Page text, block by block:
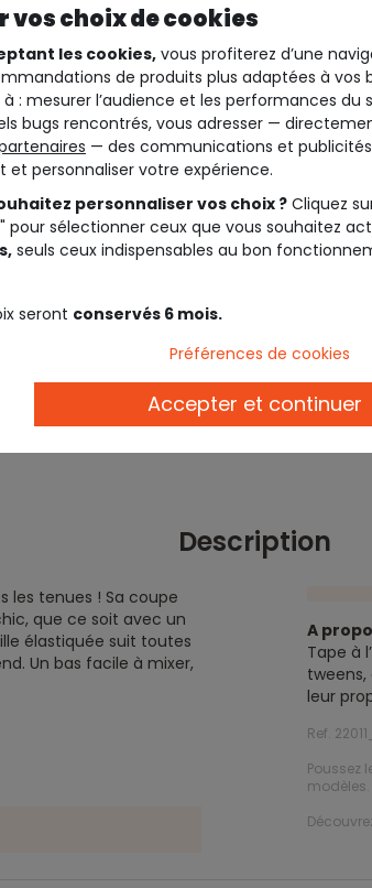
Description
les tenues ! Sa coupe
que ce soit avec un
élastiquée suit toutes
Un bas facile à mixer,
A
Tape à
leur
Ref.
Poussez
modèles.
vos choix de cookies
les cookies, vous profiterez d’une
de produits plus adaptées à vos
: mesurer l’audience et les performances du
bugs rencontrés, vous adresser —
— des communications et
et personnaliser votre expérience.
personnaliser vos choix ? Cliquez
pour sélectionner ceux que vous souhaitez
seuls ceux indispensables au bon
seront conservés 6 mois.
Préférences de cookies
Accepter et continuer